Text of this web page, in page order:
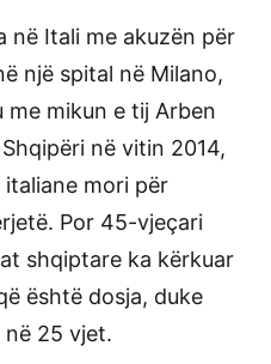
në Itali me akuzën për
një spital në Milano,
me mikun e tij Arben
në vitin 2014,
mori për
Por 45-vjeçari
shqiptare ka kërkuar
është dosja, duke
25 vjet.